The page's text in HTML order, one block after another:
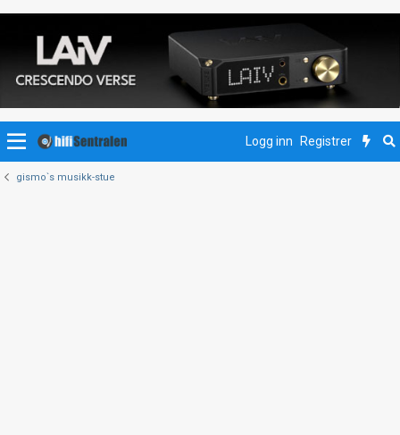
Logg inn Registrer
gismo`s musikk-stue